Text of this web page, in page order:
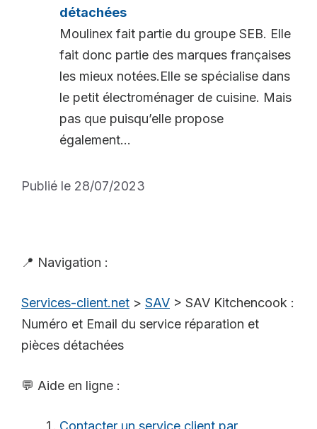
détachées
Moulinex fait partie du groupe SEB. Elle
fait donc partie des marques françaises
les mieux notées.Elle se spécialise dans
le petit électroménager de cuisine. Mais
pas que puisqu’elle propose
également...
Publié le 28/07/2023
📍 Navigation :
Services-client.net > SAV > SAV Kitchencook :
Numéro et Email du service réparation et
pièces détachées
💬 Aide en ligne :